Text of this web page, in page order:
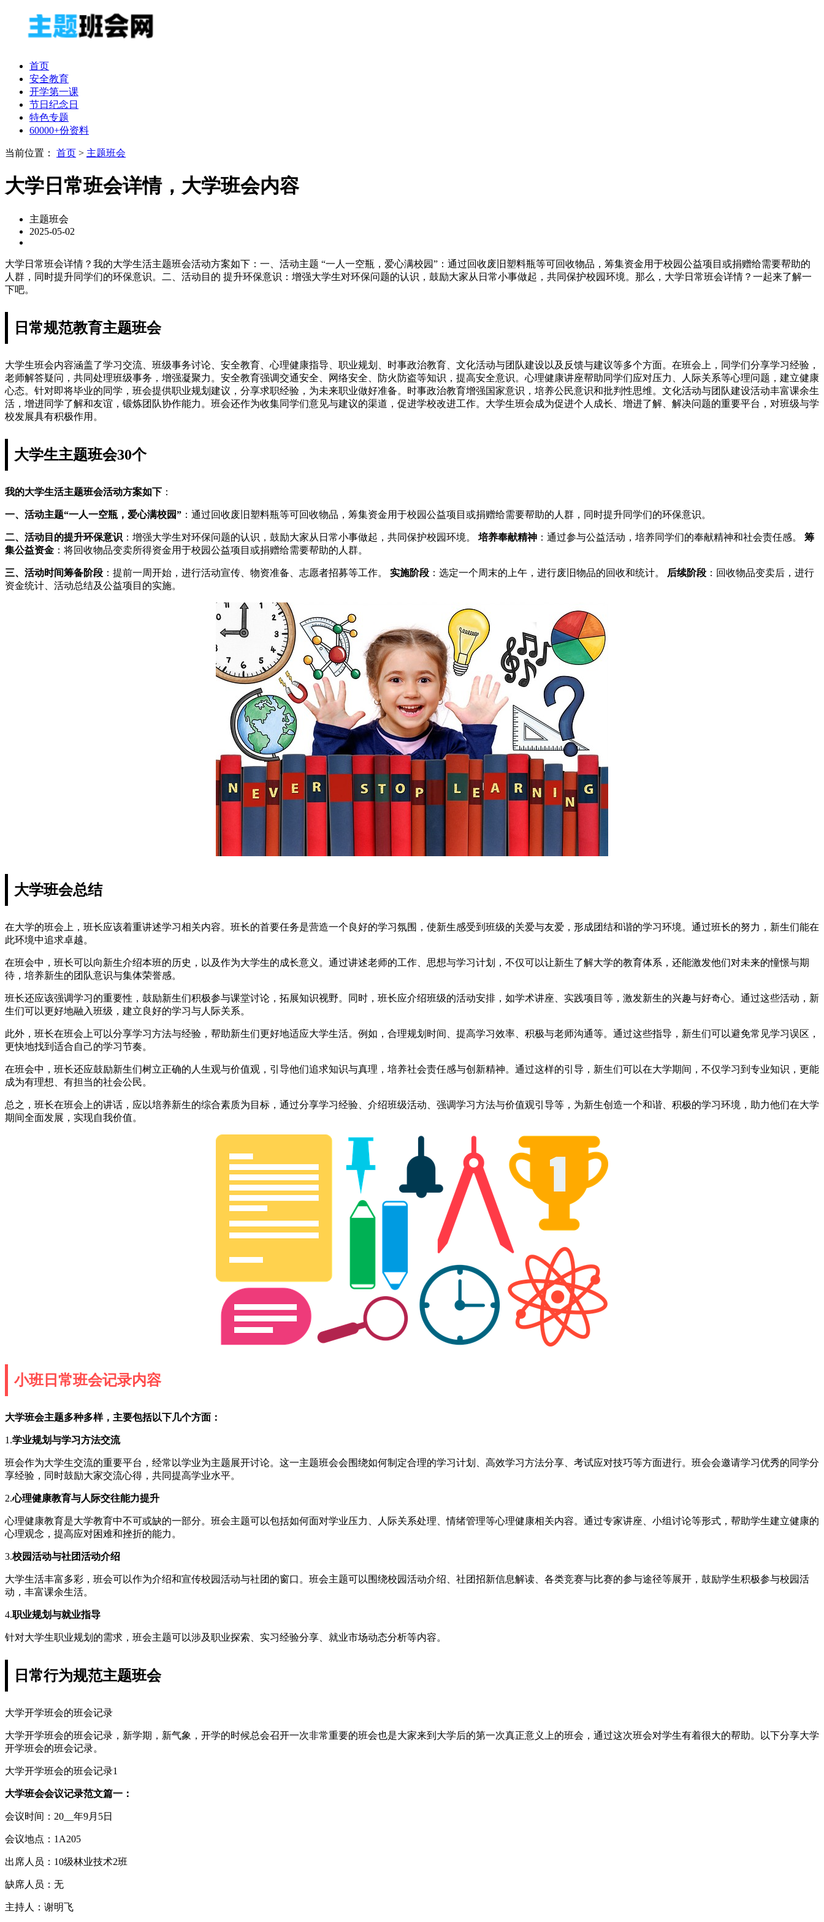
首页
安全教育
开学第一课
节日纪念日
特色专题
60000+份资料
当前位置： 首页 > 主题班会
大学日常班会详情，大学班会内容
主题班会
2025-05-02
大学日常班会详情？我的大学生活主题班会活动方案如下：一、活动主题 “一人一空瓶，爱心满校园”：通过回收废旧塑料瓶等可回收物品，筹集资金用于校园公益项目或捐赠给需要帮助的
人群，同时提升同学们的环保意识。二、活动目的 提升环保意识：增强大学生对环保问题的认识，鼓励大家从日常小事做起，共同保护校园环境。那么，大学日常班会详情？一起来了解一
下吧。
日常规范教育主题班会
大学生班会内容涵盖了学习交流、班级事务讨论、安全教育、心理健康指导、职业规划、时事政治教育、文化活动与团队建设以及反馈与建议等多个方面。在班会上，同学们分享学习经验，
老师解答疑问，共同处理班级事务，增强凝聚力。安全教育强调交通安全、网络安全、防火防盗等知识，提高安全意识。心理健康讲座帮助同学们应对压力、人际关系等心理问题，建立健康
心态。针对即将毕业的同学，班会提供职业规划建议，分享求职经验，为未来职业做好准备。时事政治教育增强国家意识，培养公民意识和批判性思维。文化活动与团队建设活动丰富课余生
活，增进同学了解和友谊，锻炼团队协作能力。班会还作为收集同学们意见与建议的渠道，促进学校改进工作。大学生班会成为促进个人成长、增进了解、解决问题的重要平台，对班级与学
校发展具有积极作用。
大学生主题班会30个
我的大学生活主题班会活动方案如下 ：
一、活动主题“一人一空瓶，爱心满校园” ：通过回收废旧塑料瓶等可回收物品，筹集资金用于校园公益项目或捐赠给需要帮助的人群，同时提升同学们的环保意识。
二、活动目的提升环保意识 ：增强大学生对环保问题的认识，鼓励大家从日常小事做起，共同保护校园环境。 培养奉献精神 ：通过参与公益活动，培养同学们的奉献精神和社会责任感。 筹
集公益资金 ：将回收物品变卖所得资金用于校园公益项目或捐赠给需要帮助的人群。
三、活动时间筹备阶段 ：提前一周开始，进行活动宣传、物资准备、志愿者招募等工作。 实施阶段 ：选定一个周末的上午，进行废旧物品的回收和统计。 后续阶段 ：回收物品变卖后，进行
资金统计、活动总结及公益项目的实施。
大学班会总结
在大学的班会上，班长应该着重讲述学习相关内容。班长的首要任务是营造一个良好的学习氛围，使新生感受到班级的关爱与友爱，形成团结和谐的学习环境。通过班长的努力，新生们能在
此环境中追求卓越。
在班会中，班长可以向新生介绍本班的历史，以及作为大学生的成长意义。通过讲述老师的工作、思想与学习计划，不仅可以让新生了解大学的教育体系，还能激发他们对未来的憧憬与期
待，培养新生的团队意识与集体荣誉感。
班长还应该强调学习的重要性，鼓励新生们积极参与课堂讨论，拓展知识视野。同时，班长应介绍班级的活动安排，如学术讲座、实践项目等，激发新生的兴趣与好奇心。通过这些活动，新
生们可以更好地融入班级，建立良好的学习与人际关系。
此外，班长在班会上可以分享学习方法与经验，帮助新生们更好地适应大学生活。例如，合理规划时间、提高学习效率、积极与老师沟通等。通过这些指导，新生们可以避免常见学习误区，
更快地找到适合自己的学习节奏。
在班会中，班长还应鼓励新生们树立正确的人生观与价值观，引导他们追求知识与真理，培养社会责任感与创新精神。通过这样的引导，新生们可以在大学期间，不仅学习到专业知识，更能
成为有理想、有担当的社会公民。
总之，班长在班会上的讲话，应以培养新生的综合素质为目标，通过分享学习经验、介绍班级活动、强调学习方法与价值观引导等，为新生创造一个和谐、积极的学习环境，助力他们在大学
期间全面发展，实现自我价值。
小班日常班会记录内容
大学班会主题多种多样，主要包括以下几个方面：
1.学业规划与学习方法交流
班会作为大学生交流的重要平台，经常以学业为主题展开讨论。这一主题班会会围绕如何制定合理的学习计划、高效学习方法分享、考试应对技巧等方面进行。班会会邀请学习优秀的同学分
享经验，同时鼓励大家交流心得，共同提高学业水平。
2.心理健康教育与人际交往能力提升
心理健康教育是大学教育中不可或缺的一部分。班会主题可以包括如何面对学业压力、人际关系处理、情绪管理等心理健康相关内容。通过专家讲座、小组讨论等形式，帮助学生建立健康的
心理观念，提高应对困难和挫折的能力。
3.校园活动与社团活动介绍
大学生活丰富多彩，班会可以作为介绍和宣传校园活动与社团的窗口。班会主题可以围绕校园活动介绍、社团招新信息解读、各类竞赛与比赛的参与途径等展开，鼓励学生积极参与校园活
动，丰富课余生活。
4.职业规划与就业指导
针对大学生职业规划的需求，班会主题可以涉及职业探索、实习经验分享、就业市场动态分析等内容。
日常行为规范主题班会
大学开学班会的班会记录
大学开学班会的班会记录，新学期，新气象，开学的时候总会召开一次非常重要的班会也是大家来到大学后的第一次真正意义上的班会，通过这次班会对学生有着很大的帮助。以下分享大学
开学班会的班会记录。
大学开学班会的班会记录1
大学班会会议记录范文篇一：
会议时间：20__年9月5日
会议地点：1A205
出席人员：10级林业技术2班
缺席人员：无
主持人：谢明飞